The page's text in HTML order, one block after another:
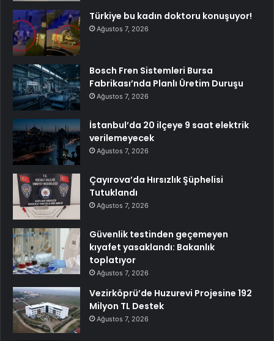
Türkiye bu kadın doktoru konuşuyor!
Ağustos 7, 2026
Bosch Fren Sistemleri Bursa
Fabrikası’nda Planlı Üretim Duruşu
Ağustos 7, 2026
İstanbul’da 20 ilçeye 9 saat elektrik
verilemeyecek
Ağustos 7, 2026
Çayırova’da Hırsızlık Şüphelisi
Tutuklandı
Ağustos 7, 2026
Güvenlik testinden geçemeyen
kıyafet yasaklandı: Bakanlık
toplatıyor
Ağustos 7, 2026
Vezirköprü’de Huzurevi Projesine 192
Milyon TL Destek
Ağustos 7, 2026